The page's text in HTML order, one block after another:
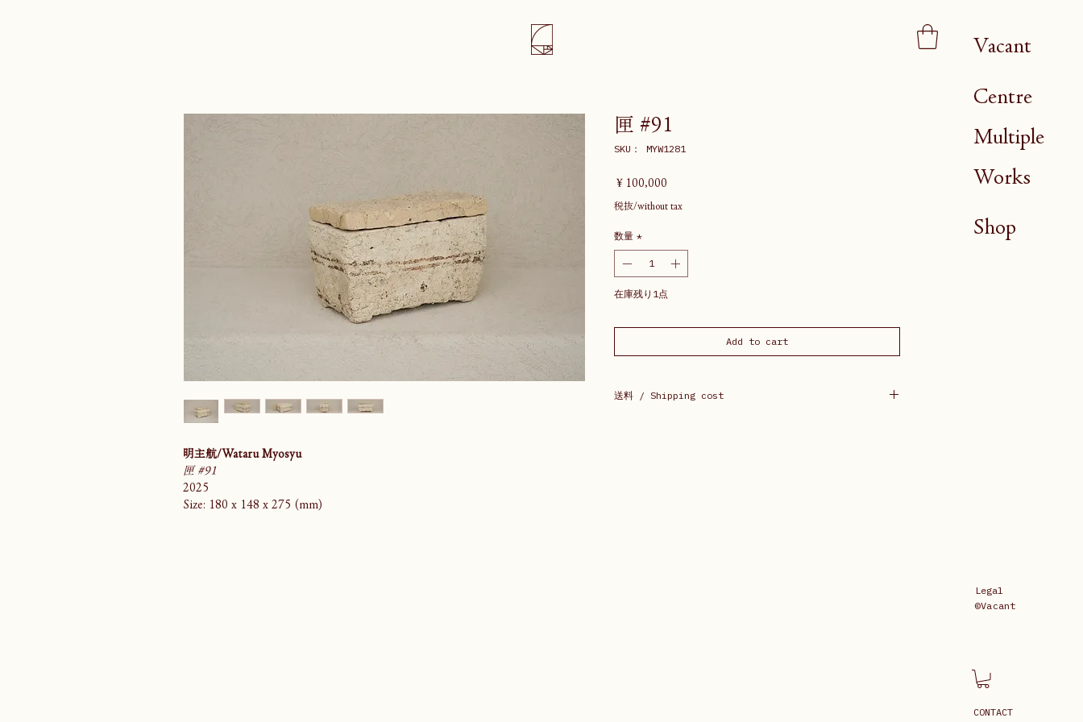
Vacant
Centre
Multiple
Works
Shop
明主航/Wataru Myosyu
匣 #91
2025
Size: 180 x 148 x 275 (mm)
匣 #91
SKU： MYW1281
￥100,000
税抜/without tax
数量 *
在庫残り1点
Add to cart
送料 / Shipping cost
CONTACT
Legal
©Vacant